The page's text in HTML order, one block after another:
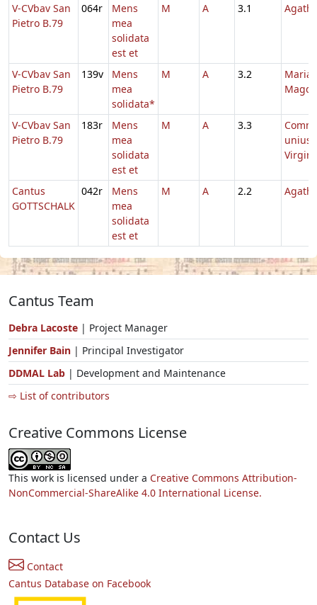
V-CVbav San
Pietro B.79
064r
Mens
mea
solidata
est et
M A 3.1
V-CVbav San
Pietro B.79
139v
Mens
mea
solidata*
M A 3.2
Mariae
V-CVbav San
Pietro B.79
183r
Mens
mea
solidata
est et
M A 3.3
Comm.
unius
Cantus
GOTTSCHALK
042r
Mens
mea
solidata
est et
M A 2.2
Cantus Team
Debra Lacoste | Project Manager
Jennifer Bain | Principal Investigator
DDMAL Lab | Development and Maintenance
⇨ List of contributors
Creative Commons License
This work is licensed under a Creative Commons Attribution-
NonCommercial-ShareAlike 4.0 International License.
Contact Us
Contact
Cantus Database on Facebook